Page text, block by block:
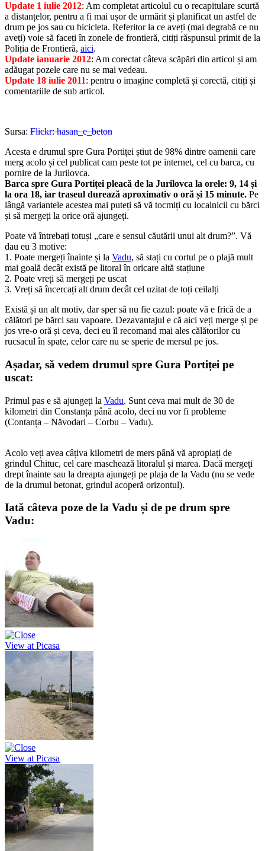
Update 1 iulie 2012: Am completat articolul cu o recapitulare scurtă
a distanțelor, pentru a fi mai ușor de urmărit și planificat un astfel de
drum pe jos sau cu bicicleta. Referitor la ce aveți (mai degrabă ce nu
aveți) voie să faceți în zonele de frontieră, citiți răspunsul primit de la
Poliția de Frontieră, aici.
Update ianuarie 2012: Am corectat câteva scăpări din articol și am
adăugat pozele care nu se mai vedeau.
Update 18 iulie 2011: pentru o imagine completă și corectă, citiți și
comentariile de sub articol.
Sursa: Flickr: hasan_e_beton
Acesta e drumul spre Gura Portiței știut de 98% dintre oamenii care
merg acolo și cel publicat cam peste tot pe internet, cel cu barca, cu
pornire de la Jurilovca.
Barca spre Gura Portiței pleacă de la Jurilovca la orele: 9, 14 și
la ora 18, iar traseul durează aproximativ o oră și 15 minute. Pe
lângă variantele acestea mai puteți să vă tocmiți cu localnicii cu bărci
și să mergeți la orice oră ajungeți.
Poate vă întrebați totuși „care e sensul căutării unui alt drum?”. Vă
dau eu 3 motive:
1. Poate mergeți înainte și la Vadu, să stați cu cortul pe o plajă mult
mai goală decât există pe litoral în oricare altă stațiune
2. Poate vreți să mergeți pe uscat
3. Vreți să încercați alt drum decât cel uzitat de toți ceilalți
Există și un alt motiv, dar sper să nu fie cazul: poate vă e frică de a
călători pe bărci sau vapoare. Dezavantajul e că aici veți merge și pe
jos vre-o oră și ceva, deci eu îl recomand mai ales călătorilor cu
rucsacul în spate, celor care nu se sperie de mersul pe jos.
Așadar, să vedem drumul spre Gura Portiței pe
uscat:
Primul pas e să ajungeți la Vadu. Sunt ceva mai mult de 30 de
kilometri din Constanța până acolo, deci nu vor fi probleme
(Contanța – Năvodari – Corbu – Vadu).
Acolo veți avea câțiva kilometri de mers până vă apropiați de
grindul Chituc, cel care maschează litoralul și marea. Dacă mergeți
drept înainte sau la dreapta ajungeți pe plaja de la Vadu (nu se vede
de la drumul betonat, grindul acoperă orizontul).
Iată câteva poze de la Vadu și de pe drum spre
Vadu:
View at Picasa
View at Picasa